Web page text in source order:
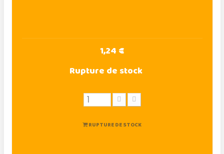
1,24 €
Rupture de stock
RUPTURE DE STOCK